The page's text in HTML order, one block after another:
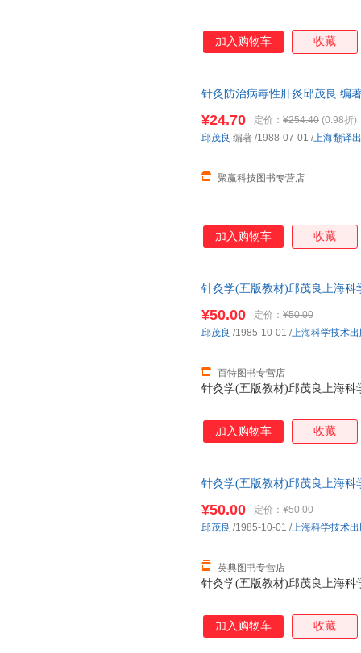
加入购物车 收藏
针灸防治病毒性肝炎邱茂良 编
¥24.70 定价： ¥254.40 (0.98折)
聚赢科技图书专营店
邱茂良 编著 /1988-07-01 /上海翻译
加入购物车 收藏
针灸学(五版教材)邱茂良上海科
针灸学(五版教材)邱茂良上海科
¥50.00 定价： ¥50.00
百特图书专营店
邱茂良 /1985-10-01 /上海科学技术
加入购物车 收藏
针灸学(五版教材)邱茂良上海科
针灸学(五版教材)邱茂良上海科
¥50.00 定价： ¥50.00
英典图书专营店
邱茂良 /1985-10-01 /上海科学技术
加入购物车 收藏